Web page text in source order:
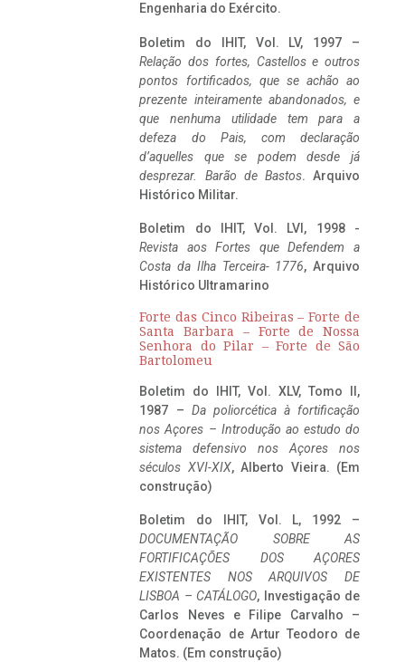
Engenharia do Exército.
Boletim do IHIT, Vol. LV, 1997 –
Relação dos fortes, Castellos e outros
pontos fortificados, que se achão ao
prezente inteiramente abandonados, e
que nenhuma utilidade tem para a
defeza do Pais, com declaração
d’aquelles que se podem desde já
desprezar. Barão de Bastos. Arquivo
Histórico Militar.
Boletim do IHIT, Vol. LVI, 1998 -
Revista aos Fortes que Defendem a
Costa da Ilha Terceira- 1776, Arquivo
Histórico Ultramarino
Forte das Cinco Ribeiras – Forte de
Santa Barbara – Forte de Nossa
Senhora do Pilar – Forte de São
Bartolomeu
Boletim do IHIT, Vol. XLV, Tomo II,
1987 – Da poliorcética à fortificação
nos Açores – Introdução ao estudo do
sistema defensivo nos Açores nos
séculos XVI-XIX, Alberto Vieira. (Em
construção)
Boletim do IHIT, Vol. L, 1992 –
DOCUMENTAÇÃO SOBRE AS
FORTIFICAÇÕES DOS AÇORES
EXISTENTES NOS ARQUIVOS DE
LISBOA – CATÁLOGO, Investigação de
Carlos Neves e Filipe Carvalho –
Coordenação de Artur Teodoro de
Matos. (Em construção)